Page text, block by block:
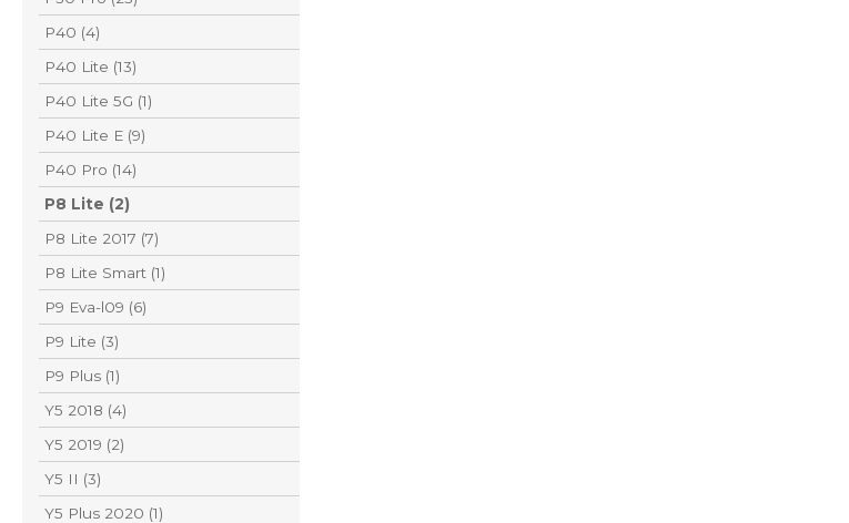
P40 (4)
P40 Lite (13)
P40 Lite 5G (1)
P40 Lite E (9)
P40 Pro (14)
P8 Lite (2)
P8 Lite 2017 (7)
P8 Lite Smart (1)
P9 Eva-l09 (6)
P9 Lite (3)
P9 Plus (1)
Y5 2018 (4)
Y5 2019 (2)
Y5 II (3)
Y5 Plus 2020 (1)